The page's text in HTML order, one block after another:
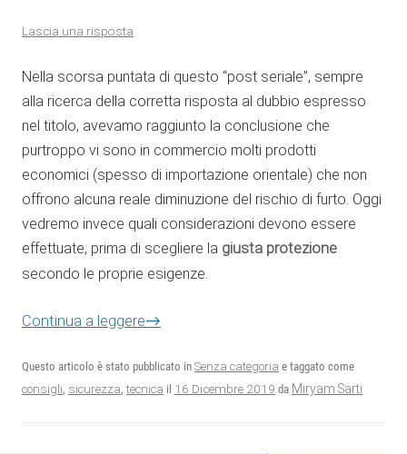
Lascia una risposta
Nella scorsa puntata di questo “post seriale”, sempre
alla ricerca della corretta risposta al dubbio espresso
nel titolo, avevamo raggiunto la conclusione che
purtroppo vi sono in commercio molti prodotti
economici (spesso di importazione orientale) che non
offrono alcuna reale diminuzione del rischio di furto. Oggi
vedremo invece quali considerazioni devono essere
effettuate, prima di scegliere la giusta protezione
secondo le proprie esigenze.
Continua a leggere→
Questo articolo è stato pubblicato in Senza categoria e taggato come
consigli, sicurezza, tecnica il 16 Dicembre 2019 da Miryam Sarti